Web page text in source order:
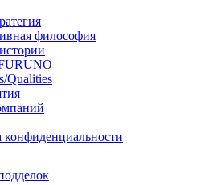
философия
Qualities